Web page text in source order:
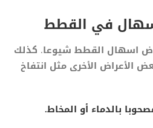
في القطط
اسهال القطط شيوعا. كذلك
الأعراض الأخرى مثل انتفاخ
بالدماء أو المخاط.